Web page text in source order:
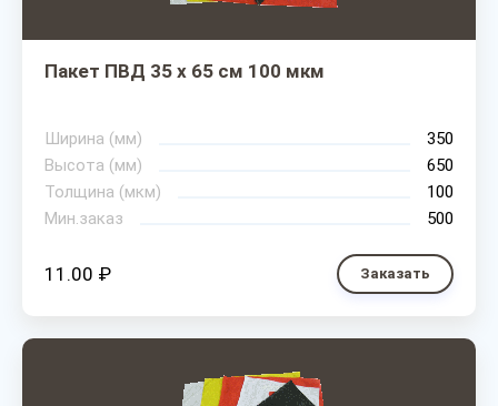
Пакет ПВД 35 х 65 см 100 мкм
Ширина (мм)
350
Высота (мм)
650
Толщина (мкм)
100
Мин.заказ
500
11.00 ₽ Заказать